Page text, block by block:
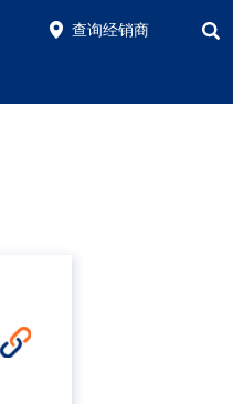
查询经销商